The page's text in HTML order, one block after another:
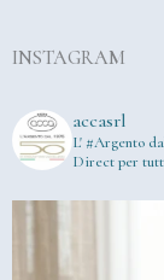
INSTAGRAM
accasrl
L' #Argento
Direct per